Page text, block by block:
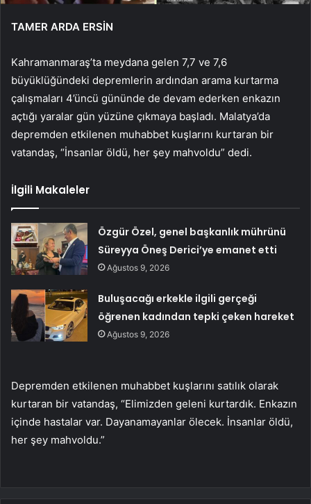
TAMER ARDA ERSİN
Kahramanmaraş’ta meydana gelen 7,7 ve 7,6
büyüklüğündeki depremlerin ardından arama kurtarma
çalışmaları 4’üncü gününde de devam ederken enkazın
açtığı yaralar gün yüzüne çıkmaya başladı. Malatya’da
depremden etkilenen muhabbet kuşlarını kurtaran bir
vatandaş, “İnsanlar öldü, her şey mahvoldu” dedi.
İlgili Makaleler
Özgür Özel, genel başkanlık mührünü
Süreyya Öneş Derici’ye emanet etti
Ağustos 9, 2026
Buluşacağı erkekle ilgili gerçeği
öğrenen kadından tepki çeken hareket
Ağustos 9, 2026
Depremden etkilenen muhabbet kuşlarını satılık olarak
kurtaran bir vatandaş, “Elimizden geleni kurtardık. Enkazın
içinde hastalar var. Dayanamayanlar ölecek. İnsanlar öldü,
her şey mahvoldu.”